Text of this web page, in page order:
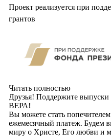
Проект реализуется при
грантов
Читать полностью
Друзья! Поддержите
ВЕРА!
Вы можете стать
ежемесячный платеж. Будем
миру о Христе, Его любви и